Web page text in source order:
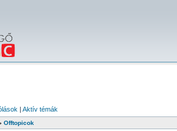
| Aktív témák
Offtopicok